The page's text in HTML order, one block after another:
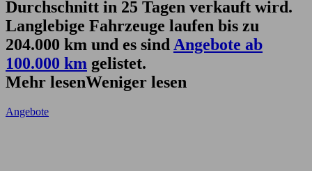
Durchschnitt in 25 Tagen verkauft wird.
Langlebige Fahrzeuge laufen bis zu
204.000 km und es sind Angebote ab
100.000 km gelistet.
Mehr lesenWeniger lesen
Angebote